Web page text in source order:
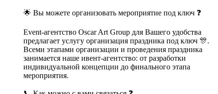
🌟 Вы можете организовать мероприятие под ключ ❓
Еvent-агентство Оscar Art Group для Вашего удобства
предлагает услугу организация праздника под ключ 🎊.
Всеми этапами организации и проведения праздника
занимается наше ивент-агентство: от разработки
индивидуальной концепции до финального этапа
мероприятия.